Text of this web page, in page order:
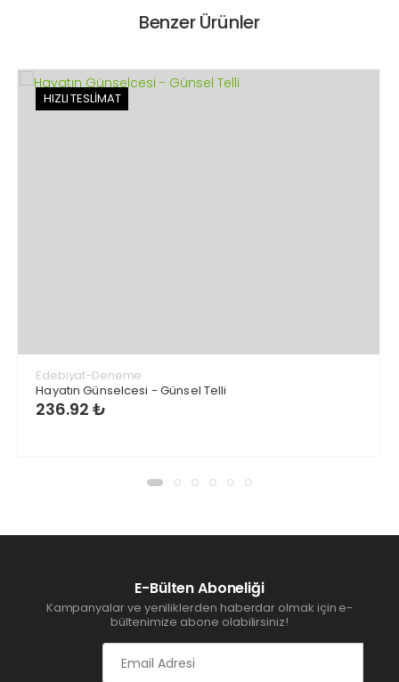
Benzer Ürünler
HIZLI TESLİMAT
Edebiyat-Deneme
Hayatın Günselcesi - Günsel Telli
236.92 ₺
E-Bülten Aboneliği
Kampanyalar ve yeniliklerden haberdar olmak için e-
bültenimize abone olabilirsiniz!